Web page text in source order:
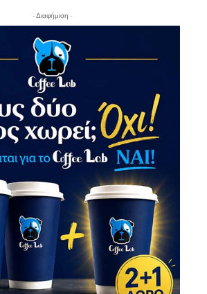
- Διαφήμιση -